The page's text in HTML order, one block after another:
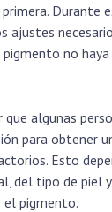
Durante
ajustes
no
algunas
para obtener
Esto
del tipo de piel
el pigmento.